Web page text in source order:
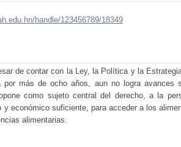
handle/123456789/18349
de contar con la Ley, la Política y la
por más de ocho años, aun no logra avances
como sujeto central del derecho, a la
económico suficiente, para acceder a los
alimentarias.